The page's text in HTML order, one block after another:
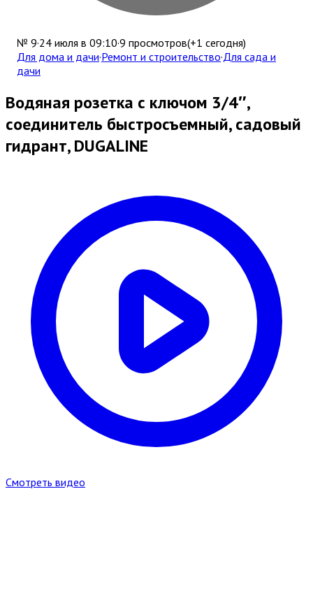
№ 9·24 июля в 09:10·9 просмотров(+1 сегодня)
Для дома и дачи·Ремонт и строительство·Для сада и
дачи
Водяная розетка с ключом 3/4″,
соединитель быстросъемный, садовый
гидрант, DUGALINE
Смотреть видео